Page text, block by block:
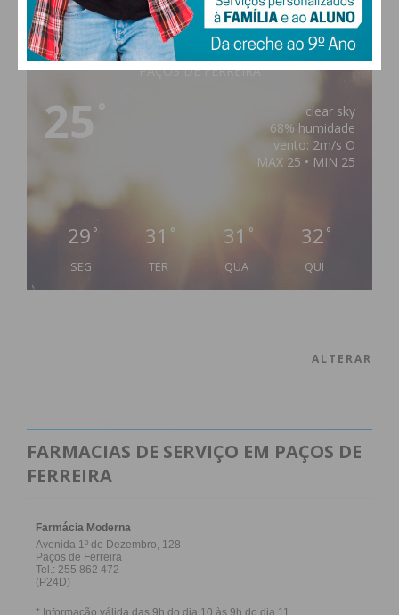
PAÇOS DE FERREIRA
25
clear sky
68% humidade
vento: 2m/s O
MAX 25 • MIN 25
29 °
SEG
31 °
TER
31 °
QUA
32 °
QUI
ALTERAR
FARMACIAS DE SERVIÇO EM PAÇOS DE
FERREIRA